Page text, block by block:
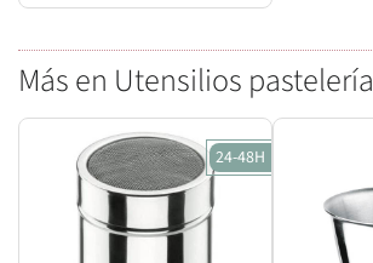
Más en Utensilios pastelería
24-48H